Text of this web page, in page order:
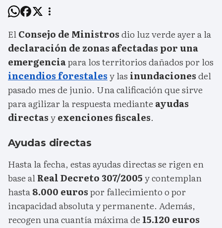
ElConsejo de Ministrosdio luz verde ayer a la
declaración de zonas afectadas por una
emergenciapara los territorios dañados por los
incendios forestalesy las inundacionesdel
pasado mes de junio. Una calificación que sirve
para agilizar la respuesta mediante ayudas
directasyexenciones fiscales.
Ayudas directas
Hasta la fecha, estas ayudas directas se rigen en
base alReal Decreto 307/2005y contemplan
hasta8.000 eurospor fallecimiento o por
incapacidad absoluta y permanente. Además,
recogen una cuantía máxima de 15.120 euros